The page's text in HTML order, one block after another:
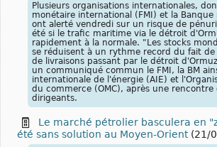
Plusieurs organisations internationales,
monétaire international (FMI) et la Banque
ont alerté vendredi sur un risque de
été si le trafic maritime via le détroit
rapidement à la normale. "Les stocks
se réduisent à un rythme record du fait
de livraisons passant par le détroit
un communiqué commun le FMI, la BM
internationale de l'énergie (AIE) et
du commerce (OMC), après une rencontre
dirigeants.
Le marché pétrolier basculera en
été sans solution au Moyen-Orient (21/